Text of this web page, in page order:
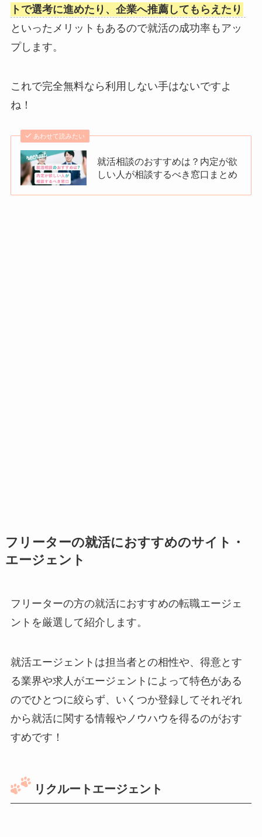
トで選考に進めたり、企業へ推薦してもらえたり
といったメリットもあるので就活の成功率もアッ
プします。
これで完全無料なら利用しない手はないですよ
ね！
あわせて読みたい
就活相談のおすすめは？内定が欲
しい人が相談するべき窓口まとめ
フリーターの就活におすすめのサイト・
エージェント
フリーターの方の就活におすすめの転職エージェ
ントを厳選して紹介します。
就活エージェントは担当者との相性や、得意とす
る業界や求人がエージェントによって特色がある
のでひとつに絞らず、いくつか登録してそれぞれ
から就活に関する情報やノウハウを得るのがおす
すめです！
リクルートエージェント